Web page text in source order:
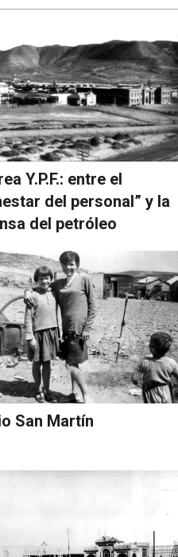
Y.P.F.: entre el
del personal” y la
del petróleo
San Martín